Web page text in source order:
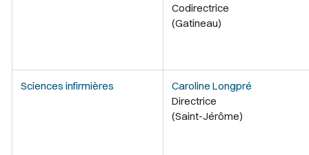
Codirectrice
(Gatineau)
Sciences infirmières
Caroline Longpré
Directrice
(Saint-Jérôme)